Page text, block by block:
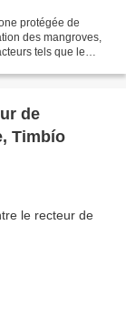
protégée de
des mangroves,
tels que le
de
Timbío